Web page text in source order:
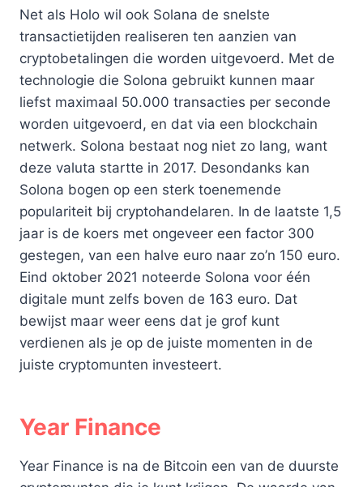
Net als Holo wil ook Solana de snelste
transactietijden realiseren ten aanzien van
cryptobetalingen die worden uitgevoerd. Met de
technologie die Solona gebruikt kunnen maar
liefst maximaal 50.000 transacties per seconde
worden uitgevoerd, en dat via een blockchain
netwerk. Solona bestaat nog niet zo lang, want
deze valuta startte in 2017. Desondanks kan
Solona bogen op een sterk toenemende
populariteit bij cryptohandelaren. In de laatste 1,5
jaar is de koers met ongeveer een factor 300
gestegen, van een halve euro naar zo’n 150 euro.
Eind oktober 2021 noteerde Solona voor één
digitale munt zelfs boven de 163 euro. Dat
bewijst maar weer eens dat je grof kunt
verdienen als je op de juiste momenten in de
juiste cryptomunten investeert.
Year Finance
Year Finance is na de Bitcoin een van de duurste